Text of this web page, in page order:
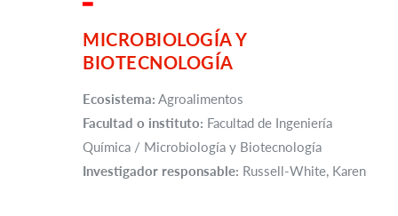
MICROBIOLOGÍA Y
BIOTECNOLOGÍA
Ecosistema: Agroalimentos
Facultad o instituto: Facultad de Ingeniería
Química / Microbiología y Biotecnología
Investigador responsable: Russell-White, Karen